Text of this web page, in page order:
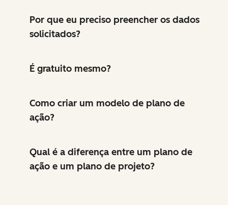
Por que eu preciso preencher os dados
solicitados?
É gratuito mesmo?
Como criar um modelo de plano de
ação?
Qual é a diferença entre um plano de
ação e um plano de projeto?